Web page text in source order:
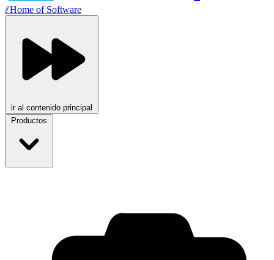
//Home of Software
ir al contenido principal
Productos